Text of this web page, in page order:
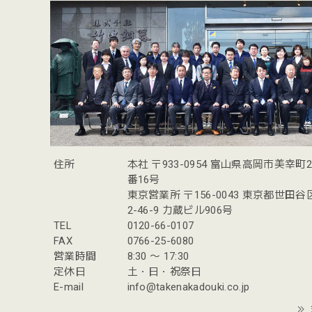
住所
本社 〒933-0954 富山県高岡市美幸町
番16号
東京営業所 〒156-0043 東京都世田谷
2-46-9 力蔵ビル906号
TEL
0120-66-0107
FAX
0766-25-6080
営業時間
8:30 〜 17:30
定休日
土・日・祝祭日
E-mail
info@takenakadouki.co.jp